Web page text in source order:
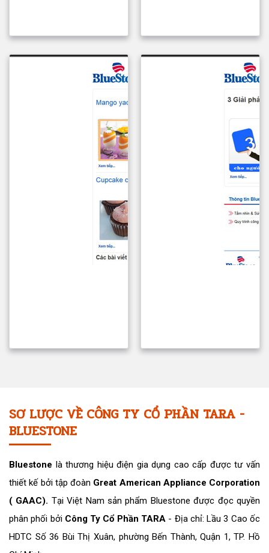
SƠ LƯỢC VỀ CÔNG TY CỔ PHẦN TARA -
BLUESTONE
Bluestone là thương hiệu điện gia dụng cao cấp được tư vấn
thiết kế bởi tập đoàn Great American Appliance Corporation
( GAAC). Tại Việt Nam sản phẩm Bluestone được đọc quyền
phân phối bởi Công Ty Cổ Phần TARA - Địa chỉ: Lầu 3 Cao ốc
HDTC Số 36 Bùi Thị Xuân, phường Bến Thành, Quận 1, TP. Hồ